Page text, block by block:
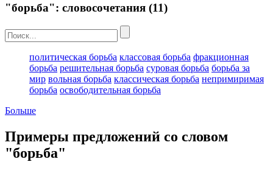
"борьба": словосочетания (11)
политическая борьба классовая борьба фракционная
борьба решительная борьба суровая борьба борьба за
мир вольная борьба классическая борьба непримиримая
борьба освободительная борьба
Больше
Примеры предложений со словом
"борьба"